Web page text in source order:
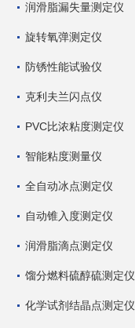
润滑脂漏失量测定仪
旋转氧弹测定仪
防锈性能试验仪
克利夫兰闪点仪
PVC比浓粘度测定仪
智能粘度测量仪
全自动冰点测定仪
自动锥入度测定仪
润滑脂滴点测定仪
馏分燃料硫醇硫测定仪
化学试剂结晶点测定仪